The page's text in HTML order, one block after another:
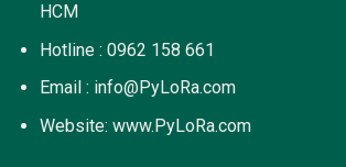
HCM
Hotline : 0962 158 661
Email : info@PyLoRa.com
Website: www.PyLoRa.com